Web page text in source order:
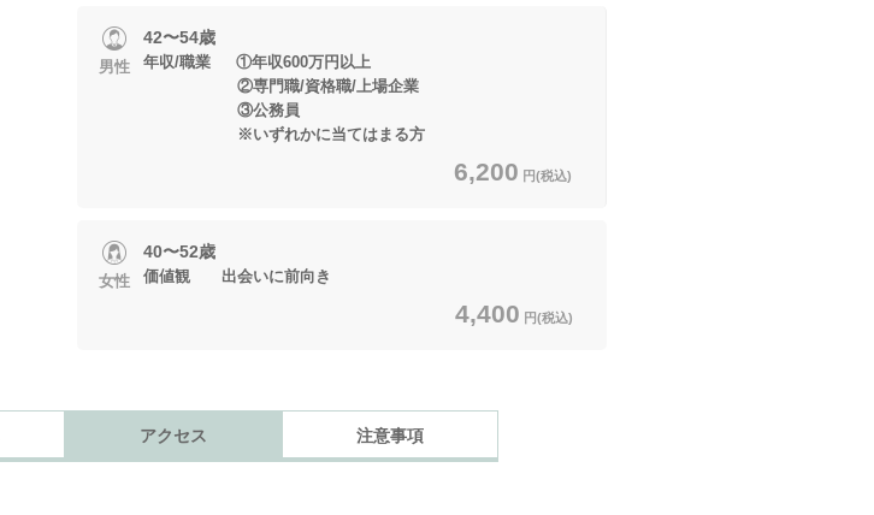
男性
42〜54歳
年収/職業 ①年収600万円以上
②専門職/資格職/上場企業
③公務員
※いずれかに当てはまる方
6,200 円(税込)
女性
40〜52歳
価値観 出会いに前向き
4,400 円(税込)
アクセス 注意事項